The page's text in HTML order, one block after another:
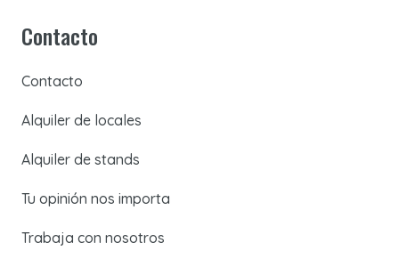
Contacto
Contacto
Alquiler de locales
Alquiler de stands
Tu opinión nos importa
Trabaja con nosotros